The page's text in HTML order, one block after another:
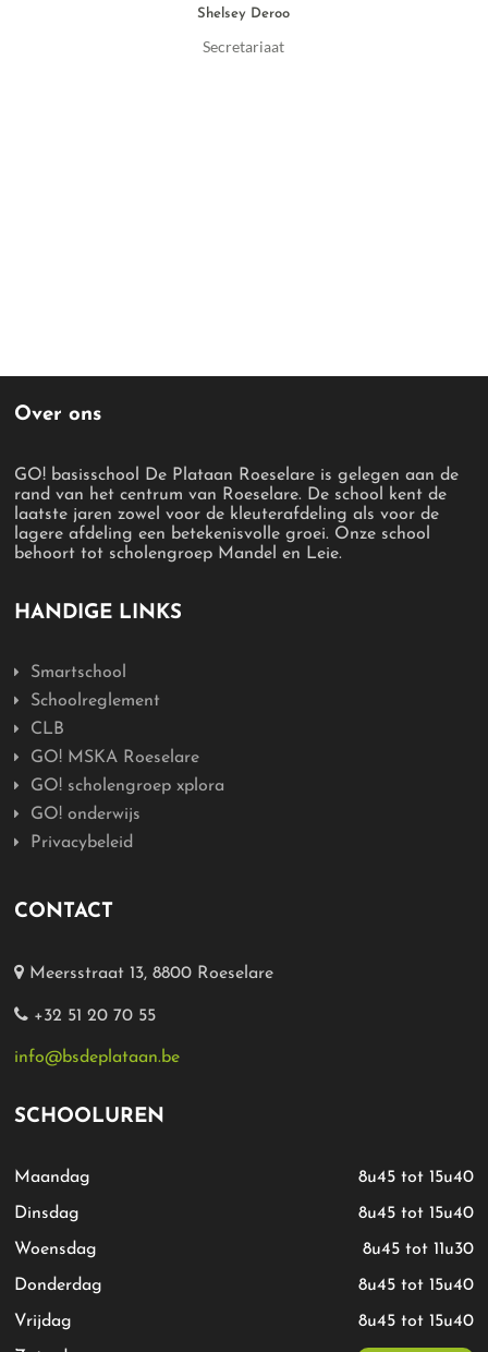
Shelsey Deroo
Secretariaat
Over ons
GO! basisschool De Plataan Roeselare is gelegen aan de
rand van het centrum van Roeselare. De school kent de
laatste jaren zowel voor de kleuterafdeling als voor de
lagere afdeling een betekenisvolle groei. Onze school
behoort tot scholengroep Mandel en Leie.
HANDIGE LINKS
Smartschool
Schoolreglement
CLB
GO! MSKA Roeselare
GO! scholengroep xplora
GO! onderwijs
Privacybeleid
CONTACT
Meersstraat 13, 8800 Roeselare
+32 51 20 70 55
info@bsdeplataan.be
SCHOOLUREN
Maandag 8u45 tot 15u40
Dinsdag 8u45 tot 15u40
Woensdag 8u45 tot 11u30
Donderdag 8u45 tot 15u40
Vrijdag 8u45 tot 15u40